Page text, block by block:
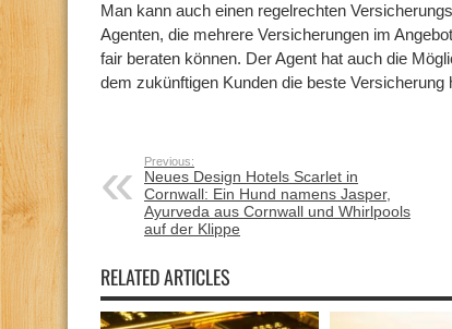
Man kann auch einen regelrechten
Agenten, die mehrere Versicherungen im
fair beraten können. Der Agent hat auch die
dem zukünftigen Kunden die beste Versicherung
Previous:
Neues Design Hotels Scarlet in
Cornwall: Ein Hund namens Jasper,
Ayurveda aus Cornwall und Whirlpools
auf der Klippe
RELATED ARTICLES